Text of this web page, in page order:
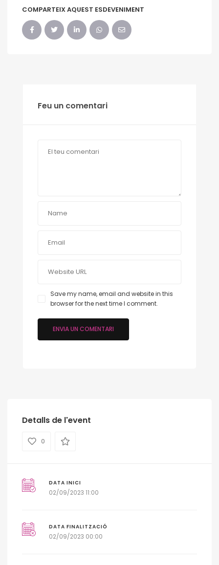
COMPARTEIX AQUEST ESDEVENIMENT
Feu un comentari
Save my name, email and website in this
browser for the next time I comment.
Detalls de l'event
0
DATA INICI
02/09/2023 11:00
DATA FINALITZACIÓ
02/09/2023 00:00